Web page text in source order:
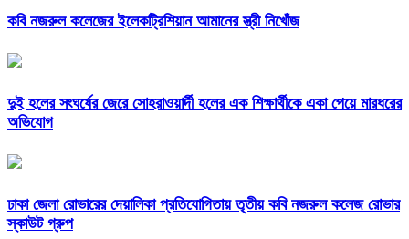
কবি নজরুল কলেজের ইলেকট্রিশিয়ান আমানের স্ত্রী নিখোঁজ
দুই হলের সংঘর্ষের জেরে সোহরাওয়ার্দী হলের এক শিক্ষার্থীকে একা পেয়ে মারধরের
অভিযোগ
ঢাকা জেলা রোভারের দেয়ালিকা প্রতিযোগিতায় তৃতীয় কবি নজরুল কলেজ রোভার
স্কাউট গ্রুপ